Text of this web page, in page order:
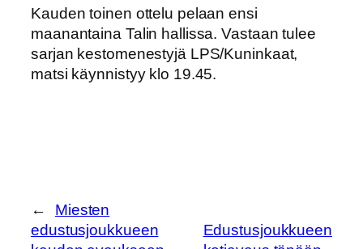
Kauden toinen ottelu pelaan ensi
maanantaina Talin hallissa. Vastaan tulee
sarjan kestomenestyjä LPS/Kuninkaat,
matsi käynnistyy klo 19.45.
←
Miesten
edustusjoukkueen
Edustusjoukkueen